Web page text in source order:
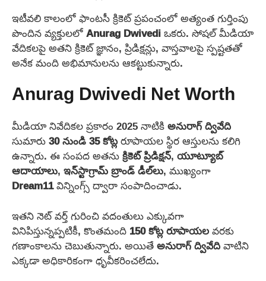
ఇటీవలి కాలంలో ఫాంటసీ క్రికెట్ ప్రపంచంలో అత్యంత గుర్తింపు
పొందిన వ్యక్తులలోAnurag Dwivediఒకరు. సోషల్ మీడియా
వేదికలపై అతని క్రికెట్ జ్ఞానం, ప్రిడిక్షన్లు, వాస్తవాలపై స్పష్టతతో
అనేక మంది అభిమానులను ఆకట్టుకున్నారు.
Anurag Dwivedi Net Worth
మీడియా నివేదికల ప్రకారం 2025 నాటికిఅనురాగ్ ద్వివేది
సుమారు30 నుండి 35 కోట్లరూపాయల స్థిర ఆస్తులను కలిగి
ఉన్నారు. ఈ సంపద అతనుక్రికెట్ ప్రిడిక్షన్,యూట్యూబ్
ఆదాయాలు,ఇన్‌స్టాగ్రామ్బ్రాండ్ డీల్‌లు, ముఖ్యంగా
Dream11విన్నింగ్స్ ద్వారా సంపాదించాడు.
ఇతని నెట్ వర్త్ గురించి వదంతులు ఎక్కువగా
వినిపిస్తున్నప్పటికీ, కొంతమంది150 కోట్ల రూపాయలవరకు
గణాంకాలను చెబుతున్నారు. అయితేఅనురాగ్ ద్వివేదివాటిని
ఎక్కడా అధికారికంగా ధృవీకరించలేదు.